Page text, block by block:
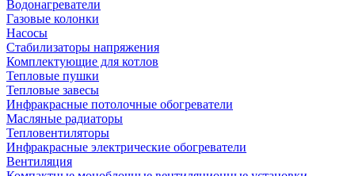
Водонагреватели
Газовые колонки
Насосы
Стабилизаторы напряжения
Комплектующие для котлов
Тепловые пушки
Тепловые завесы
Инфракрасные потолочные обогреватели
Масляные радиаторы
Тепловентиляторы
Инфракрасные электрические обогреватели
Вентиляция